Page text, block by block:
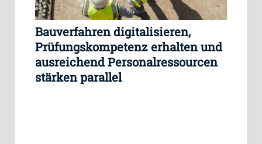
Bauverfahren digitalisieren,
Prüfungskompetenz erhalten und
ausreichend Personalressourcen
stärken parallel